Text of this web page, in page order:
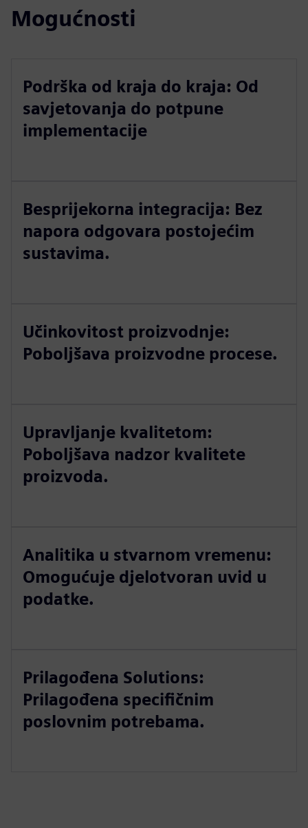
Mogućnosti
Podrška od kraja do kraja: Od
savjetovanja do potpune
implementacije
Besprijekorna integracija: Bez
napora odgovara postojećim
sustavima.
Učinkovitost proizvodnje:
Poboljšava proizvodne procese.
Upravljanje kvalitetom:
Poboljšava nadzor kvalitete
proizvoda.
Analitika u stvarnom vremenu:
Omogućuje djelotvoran uvid u
podatke.
Prilagođena Solutions:
Prilagođena specifičnim
poslovnim potrebama.